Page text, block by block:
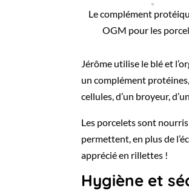
Le complément
OGM pour les
Jérôme utilise le blé et
un complément
cellules, d’un broyeur,
Les porcelets sont
permettent, en plus de
apprécié en rillettes !
Hygiène et